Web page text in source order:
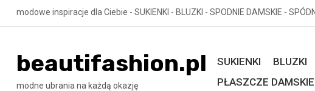
Skip
to
modowe inspiracje dla Ciebie - SUKIENKI - BLUZKI - SPODNIE DAMSKIE -
beautifashion.pl
modne ubrania na każdą okazję
SUKIENKI BLUZKI
PŁASZCZE DAMSKIE